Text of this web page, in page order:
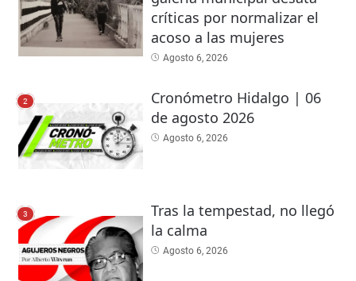
críticas por normalizar el
acoso a las mujeres
Agosto 6, 2026
2
Cronómetro Hidalgo | 06
de agosto 2026
Agosto 6, 2026
3
Tras la tempestad, no llegó
la calma
Agosto 6, 2026